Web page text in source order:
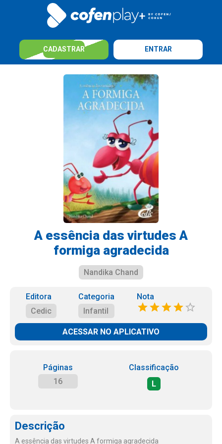
CADASTRAR ENTRAR
A essência das virtudes A
formiga agradecida
Nandika Chand
Editora
Cedic
Categoria
Infantil
Nota
ACESSAR NO APLICATIVO
Páginas
16
Classificação
L
Descrição
A essência das virtudes A formiga agradecida